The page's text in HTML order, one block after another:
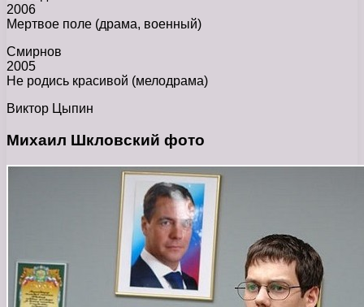
2006
Мертвое поле (драма, военный)
Смирнов
2005
Не родись красивой (мелодрама)
Виктор Цыпин
Михаил Шкловский фото